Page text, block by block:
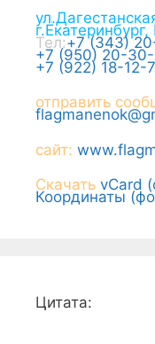
г.Екатеринбург,
Тел:+7 (343)
+7 (950) 20-
+7 (922) 18-12-
отправить
сайт:
Скачать vCard
Координаты
Цитата: